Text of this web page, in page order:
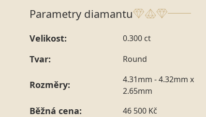
Parametry diamantu
Velikost: 0.300 ct
Tvar: Round
Rozměry:
4.31mm - 4.32mm x
2.65mm
Běžná cena: 46 500 Kč